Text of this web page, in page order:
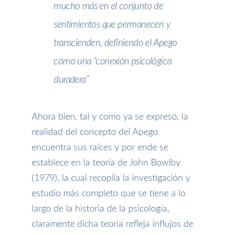
mucho más en el conjunto de
sentimientos que permanecen y
transcienden, definiendo el Apego
como una “conexión psicológica
duradera”
Ahora bien, tal y como ya se expresó, la
realidad del concepto del Apego
encuentra sus raíces y por ende se
establece en la teoría de John Bowlby
(1979), la cual recopila la investigación y
estudio más completo que se tiene a lo
largo de la historia de la psicología,
claramente dicha teoría refleja influjos de